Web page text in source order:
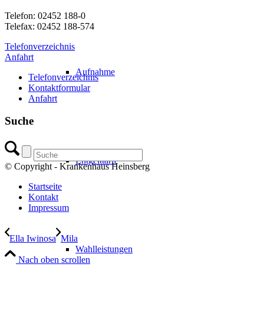
Aufnahme
Entgelttarif
Wahlleistungen
Telefon: 02452 188-0
Telefax: 02452 188-574
Telefonverzeichnis
Anfahrt
Telefonverzeichnis
Kontaktformular
Anfahrt
Suche
© Copyright - Krankenhaus Heinsberg
Startseite
Kontakt
Impressum
Ella Iwinosa Mila
Nach oben scrollen